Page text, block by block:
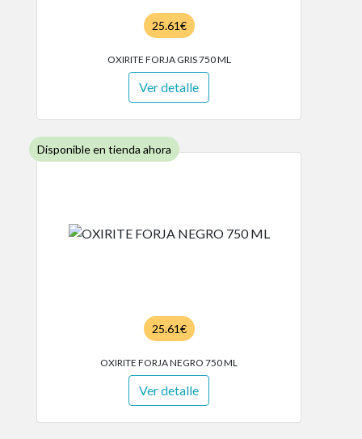
25.61€
OXIRITE FORJA GRIS 750 ML
Ver detalle
Disponible en tienda ahora
25.61€
OXIRITE FORJA NEGRO 750 ML
Ver detalle